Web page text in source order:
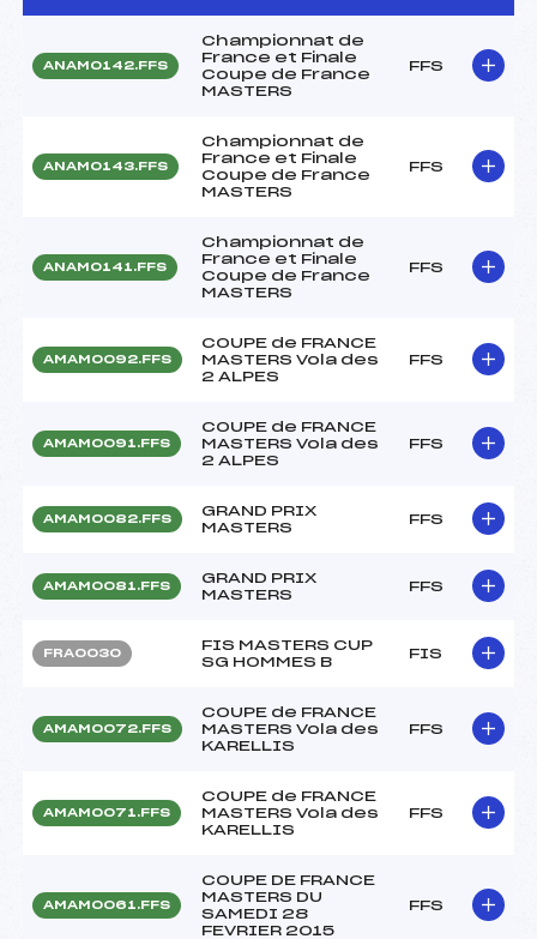
ANAM0142.FFS
Championnat de
France et Finale
Coupe de France
MASTERS
FFS
ANAM0143.FFS
Championnat de
France et Finale
Coupe de France
MASTERS
FFS
ANAM0141.FFS
Championnat de
France et Finale
Coupe de France
MASTERS
FFS
AMAM0092.FFS
COUPE de FRANCE
MASTERS Vola des
2 ALPES
FFS
AMAM0091.FFS
COUPE de FRANCE
MASTERS Vola des
2 ALPES
FFS
AMAM0082.FFS
GRAND PRIX
MASTERS
FFS
AMAM0081.FFS
GRAND PRIX
MASTERS
FFS
FRA0030
FIS MASTERS CUP
SG HOMMES B
FIS
AMAM0072.FFS
COUPE de FRANCE
MASTERS Vola des
KARELLIS
FFS
AMAM0071.FFS
COUPE de FRANCE
MASTERS Vola des
KARELLIS
FFS
AMAM0061.FFS
COUPE DE FRANCE
MASTERS DU
SAMEDI 28
FEVRIER 2015
FFS